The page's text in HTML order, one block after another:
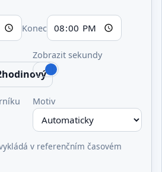
Konec
Zobrazit sekundy
Motiv
v referenčním časovém